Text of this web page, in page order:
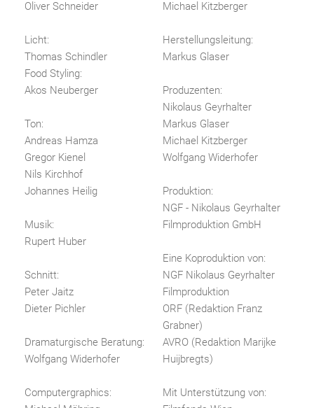
Oliver Schneider
Licht:
Thomas Schindler
Food Styling:
Akos Neuberger
Ton:
Andreas Hamza
Gregor Kienel
Nils Kirchhof
Johannes Heilig
Musik:
Rupert Huber
Schnitt:
Peter Jaitz
Dieter Pichler
Dramaturgische Beratung:
Wolfgang Widerhofer
Computergraphics:
Michael Kitzberger
Herstellungsleitung:
Markus Glaser
Produzenten:
Nikolaus Geyrhalter
Markus Glaser
Michael Kitzberger
Wolfgang Widerhofer
Produktion:
NGF - Nikolaus Geyrhalter
Filmproduktion GmbH
Eine Koproduktion von:
NGF Nikolaus Geyrhalter
Filmproduktion
ORF (Redaktion Franz
Grabner)
AVRO (Redaktion Marijke
Huijbregts)
Mit Unterstützung von: